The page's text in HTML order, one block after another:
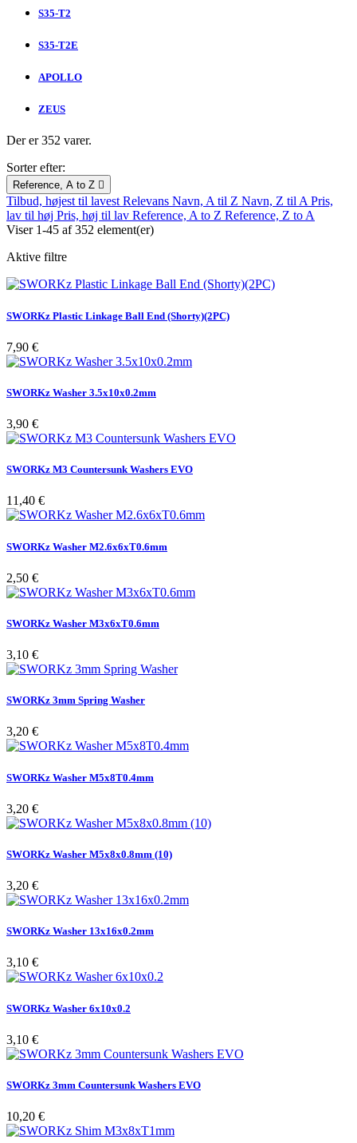
S35-T2
S35-T2E
APOLLO
ZEUS
Der er 352 varer.
Sorter efter:
Reference, A to Z 
Tilbud, højest til lavest Relevans Navn, A til Z Navn, Z til A Pris,
lav til høj Pris, høj til lav Reference, A to Z Reference, Z to A
Viser 1-45 af 352 element(er)
Aktive filtre
SWORKz Plastic Linkage Ball End (Shorty)(2PC)
Pris
7,90 €
SWORKz Washer 3.5x10x0.2mm
Pris
3,90 €
SWORKz M3 Countersunk Washers EVO
Pris
11,40 €
SWORKz Washer M2.6x6xT0.6mm
Pris
2,50 €
SWORKz Washer M3x6xT0.6mm
Pris
3,10 €
SWORKz 3mm Spring Washer
Pris
3,20 €
SWORKz Washer M5x8T0.4mm
Pris
3,20 €
SWORKz Washer M5x8x0.8mm (10)
Pris
3,20 €
SWORKz Washer 13x16x0.2mm
Pris
3,10 €
SWORKz Washer 6x10x0.2
Pris
3,10 €
SWORKz 3mm Countersunk Washers EVO
Pris
10,20 €